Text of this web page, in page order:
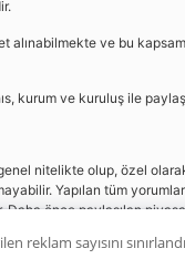
ve bu
kurum ve kuruluş ile
nitelikte olup, özel
Yapılan tüm
önce paylaşılan
reklam sayısını